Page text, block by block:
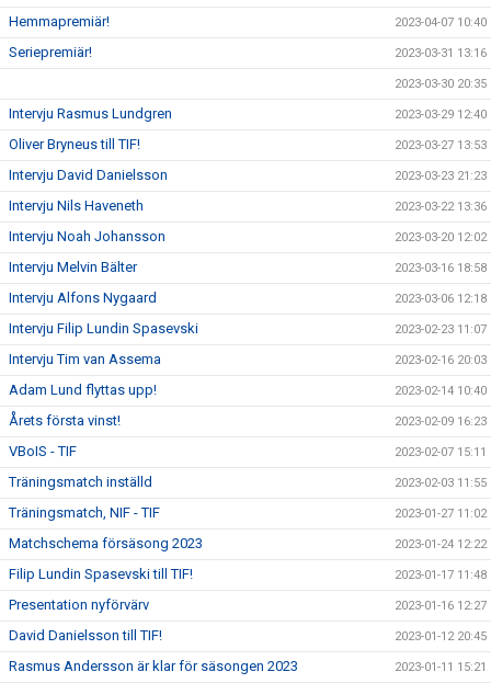
Hemmapremiär! 2023-04-07 10:40
Seriepremiär! 2023-03-31 13:16
2023-03-30 20:35
Intervju Rasmus Lundgren 2023-03-29 12:40
Oliver Bryneus till TIF! 2023-03-27 13:53
Intervju David Danielsson 2023-03-23 21:23
Intervju Nils Haveneth 2023-03-22 13:36
Intervju Noah Johansson 2023-03-20 12:02
Intervju Melvin Bälter 2023-03-16 18:58
Intervju Alfons Nygaard 2023-03-06 12:18
Intervju Filip Lundin Spasevski 2023-02-23 11:07
Intervju Tim van Assema 2023-02-16 20:03
Adam Lund flyttas upp! 2023-02-14 10:40
Årets första vinst! 2023-02-09 16:23
VBoIS - TIF 2023-02-07 15:11
Träningsmatch inställd 2023-02-03 11:55
Träningsmatch, NIF - TIF 2023-01-27 11:02
Matchschema försäsong 2023 2023-01-24 12:22
Filip Lundin Spasevski till TIF! 2023-01-17 11:48
Presentation nyförvärv 2023-01-16 12:27
David Danielsson till TIF! 2023-01-12 20:45
Rasmus Andersson är klar för säsongen 2023 2023-01-11 15:21